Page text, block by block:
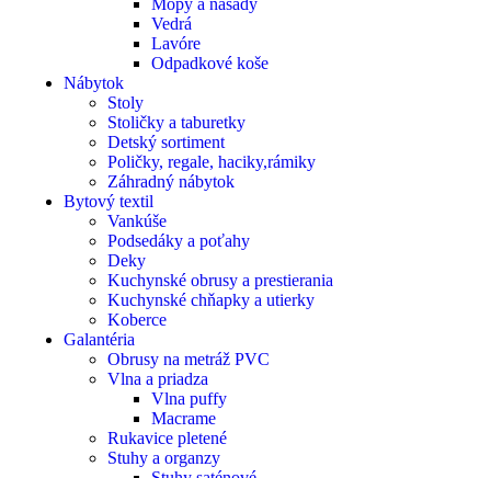
Mopy a násady
Vedrá
Lavóre
Odpadkové koše
Nábytok
Stoly
Stoličky a taburetky
Detský sortiment
Poličky, regale, haciky,rámiky
Záhradný nábytok
Bytový textil
Vankúše
Podsedáky a poťahy
Deky
Kuchynské obrusy a prestierania
Kuchynské chňapky a utierky
Koberce
Galantéria
Obrusy na metráž PVC
Vlna a priadza
Vlna puffy
Macrame
Rukavice pletené
Stuhy a organzy